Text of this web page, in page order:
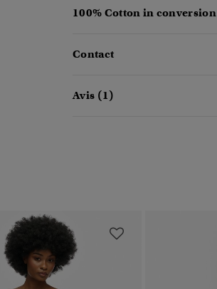
100% Cotton in conversion
Contact
Avis (1)